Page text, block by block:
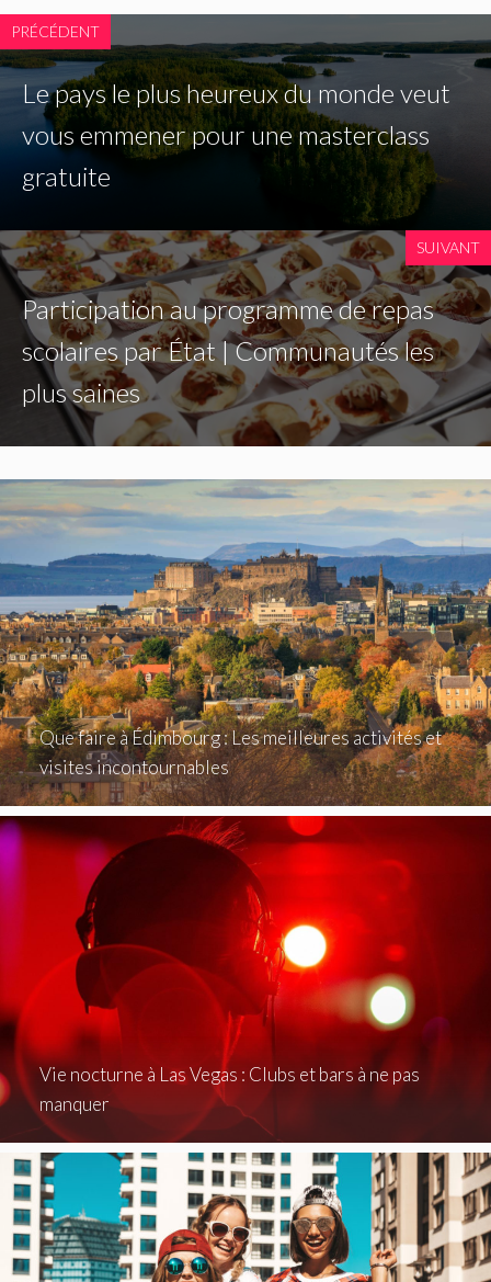
PRÉCÉDENT
Le pays le plus heureux du monde veut
vous emmener pour une masterclass
gratuite
SUIVANT
Participation au programme de repas
scolaires par État | Communautés les
plus saines
Que faire à Édimbourg : Les meilleures activités et
visites incontournables
Vie nocturne à Las Vegas : Clubs et bars à ne pas
manquer